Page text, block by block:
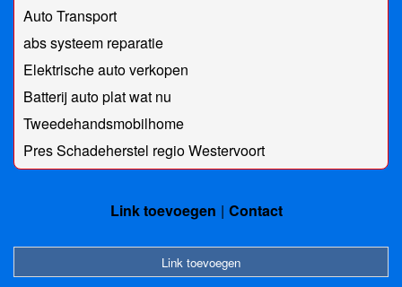
Auto Transport
abs systeem reparatie
Elektrische auto verkopen
Batterij auto plat wat nu
Tweedehandsmobilhome
Pres Schadeherstel regio Westervoort
Link toevoegen Contact
Link toevoegen